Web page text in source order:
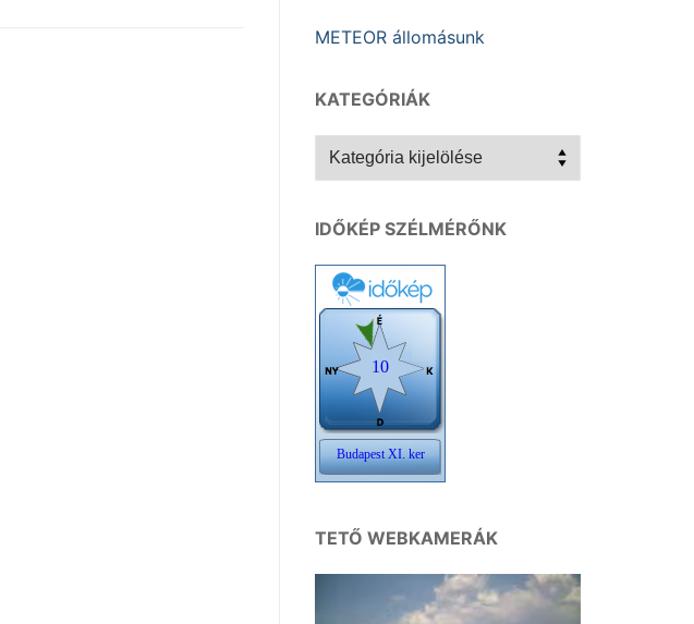
METEOR állomásunk
KATEGÓRIÁK
Kategóriák
IDŐKÉP SZÉLMÉRŐNK
TETŐ WEBKAMERÁK